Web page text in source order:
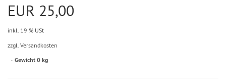
EUR 25,00
inkl. 19 % USt
zzgl. Versandkosten
Gewicht 0 kg